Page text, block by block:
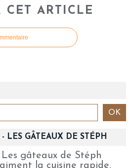
CET ARTICLE
- LES GÂTEAUX DE STÉPH
la cuisine rapide,